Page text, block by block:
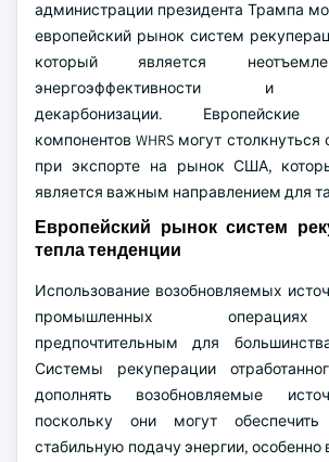
администрации президента Трампа
европейский рынок систем
который является
энергоэффективности и
декарбонизации. Европейские
компонентов WHRS могут
при экспорте на рынок США,
является важным направлением для
Европейский рынок систем
тепла тенденции
Использование возобновляемых
промышленных
предпочтительным для
Системы рекуперации
дополнять возобновляемые
поскольку они могут
стабильную подачу энергии, особенно